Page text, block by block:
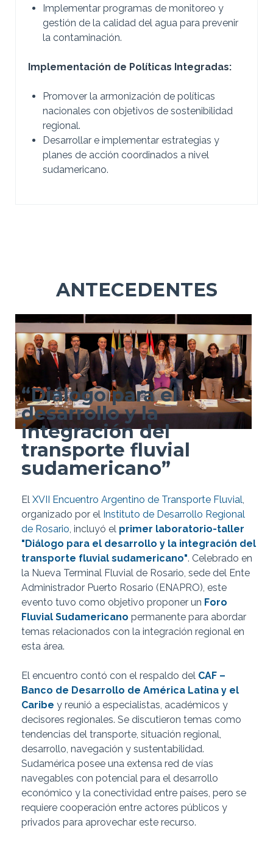
Implementar programas de monitoreo y
gestión de la calidad del agua para prevenir
la contaminación.
Implementación de Políticas Integradas:
Promover la armonización de políticas
nacionales con objetivos de sostenibilidad
regional.
Desarrollar e implementar estrategias y
planes de acción coordinados a nivel
sudamericano.
ANTECEDENTES
“Diálogo para el
desarrollo y la
integración del
transporte fluvial
sudamericano”
El XVII Encuentro Argentino de Transporte Fluvial,
organizado por el Instituto de Desarrollo Regional
de Rosario, incluyó el primer laboratorio-taller
"Diálogo para el desarrollo y la integración del
transporte fluvial sudamericano". Celebrado en
la Nueva Terminal Fluvial de Rosario, sede del Ente
Administrador Puerto Rosario (ENAPRO), este
evento tuvo como objetivo proponer un Foro
Fluvial Sudamericano permanente para abordar
temas relacionados con la integración regional en
esta área.
El encuentro contó con el respaldo del CAF –
Banco de Desarrollo de América Latina y el
Caribe y reunió a especialistas, académicos y
decisores regionales. Se discutieron temas como
tendencias del transporte, situación regional,
desarrollo, navegación y sustentabilidad.
Sudamérica posee una extensa red de vías
navegables con potencial para el desarrollo
económico y la conectividad entre países, pero se
requiere cooperación entre actores públicos y
privados para aprovechar este recurso.